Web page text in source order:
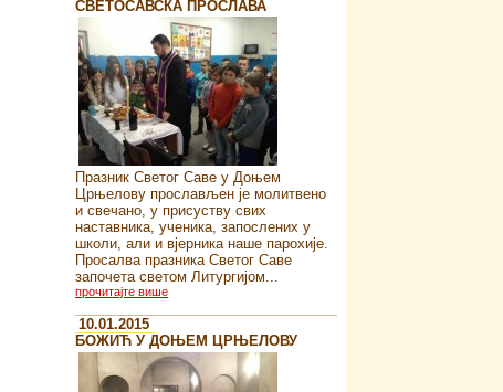
СВЕТОСАВСКА ПРОСЛАВА
Празник Светог Саве у Доњем
Црњелову прослављен је молитвено
и свечано, у присуству свих
наставника, ученика, запослених у
школи, али и вјерника наше парохије.
Просалва празника Светог Саве
започета светом Литургијом...
прочитајте више
10.01.2015
БОЖИЋ У ДОЊЕМ ЦРЊЕЛОВУ